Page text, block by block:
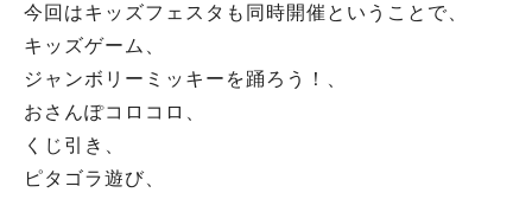
今回はキッズフェスタも同時開催ということで、
キッズゲーム、
ジャンボリーミッキーを踊ろう！、
おさんぽコロコロ、
くじ引き、
ピタゴラ遊び、